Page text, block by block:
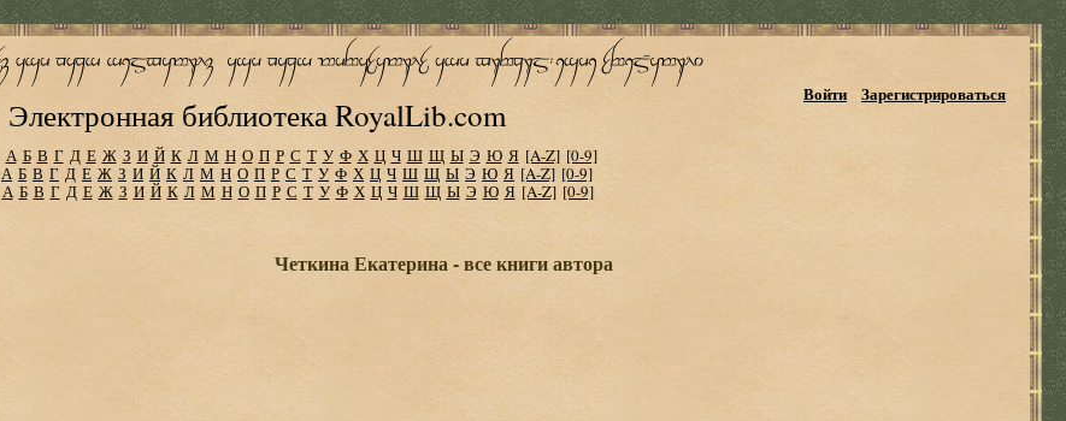
Электронная библиотека RoyalLib.com
Войти Зарегистрироваться
А Б В Г Д Е Ж З И Й К Л М Н О П Р С Т У Ф Х Ц Ч Ш Щ Ы Э Ю Я [A-Z] [0-9]
А Б В Г Д Е Ж З И Й К Л М Н О П Р С Т У Ф Х Ц Ч Ш Щ Ы Э Ю Я [A-Z] [0-9]
А Б В Г Д Е Ж З И Й К Л М Н О П Р С Т У Ф Х Ц Ч Ш Щ Ы Э Ю Я [A-Z] [0-9]
Четкина Екатерина - все книги автора